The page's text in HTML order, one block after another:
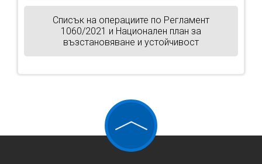
Списък на операциите по Регламент
1060/2021 и Национален план за
възстановяване и устойчивост